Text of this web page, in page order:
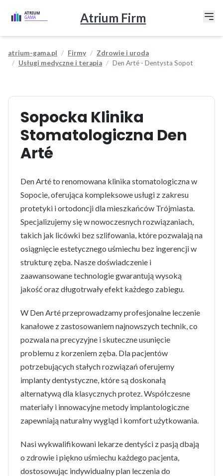
Atrium Firm
atrium-gama.pl Firmy
Zdrowie i uroda
Usługi medyczne i terapia
Den Arté - Dentysta Sopot
Sopocka Klinika
Stomatologiczna Den
Arté
Den Arté to renomowana klinika stomatologiczna w
Sopocie, oferująca kompleksowe usługi z zakresu
protetyki i ortodoncji dla mieszkańców Trójmiasta.
Specjalizujemy się w nowoczesnych rozwiązaniach,
takich jak licówki bez szlifowania, które pozwalają na
osiągnięcie estetycznego uśmiechu bez ingerencji w
strukturę zęba. Nasze doświadczenie i
zaawansowane technologie gwarantują wysoką
jakość oraz długotrwały efekt każdego zabiegu.
W Den Arté przeprowadzamy profesjonalne leczenie
kanałowe z zastosowaniem najnowszych technik, co
pozwala na precyzyjne i skuteczne usunięcie
problemu z korzeniem zęba. Dla pacjentów
potrzebujących stałych rozwiązań oferujemy
implanty dentystyczne, które są doskonałą
alternatywą dla klasycznych protez. Współczesne
materiały i innowacyjne metody implantologiczne
zapewniają naturalny wygląd i komfort użytkowania.
Nasi wykwalifikowani lekarze dentyści z pasją dbają
o zdrowie i piękno uśmiechu każdego pacjenta,
dostosowując indywidualny plan leczenia do